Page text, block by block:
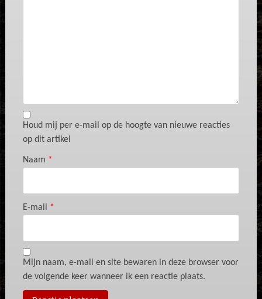
Houd mij per e-mail op de hoogte van nieuwe reacties
op dit artikel
Naam *
E-mail *
Mijn naam, e-mail en site bewaren in deze browser voor
de volgende keer wanneer ik een reactie plaats.